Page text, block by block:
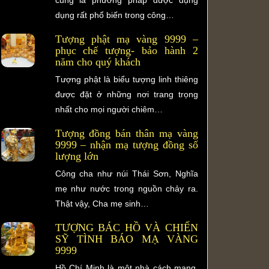
dụng rất phổ biến trong công…
Tượng phật mạ vàng 9999 –
phục chế tượng- bảo hành 2
năm cho quý khách
Tượng phật là biểu tượng linh thiêng
được đặt ở những nơi trang trọng
nhất cho mọi người chiêm…
Tượng đồng bán thân mạ vàng
9999 – nhận mạ tượng đồng số
lượng lớn
Công cha như núi Thái Sơn, Nghĩa
mẹ như nước trong nguồn chảy ra.
Thật vậy, Cha mẹ sinh…
TƯỢNG BÁC HỒ VÀ CHIẾN
SỸ TÌNH BÁO MẠ VÀNG
9999